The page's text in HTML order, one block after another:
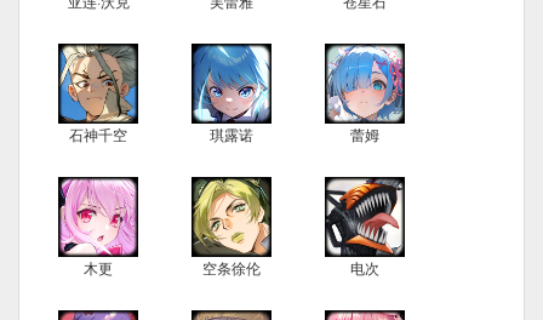
石神千空 琪露诺 蕾姆
木更 空条徐伦 电次